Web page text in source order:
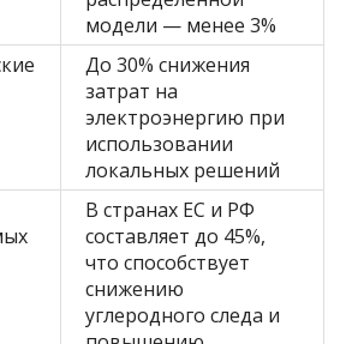
модели — менее 3%
До 30% снижения
затрат на
электроэнергию при
использовании
локальных решений
В странах ЕС и РФ
составляет до 45%,
что способствует
снижению
углеродного следа и